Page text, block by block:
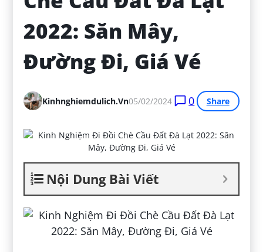
2022: Săn Mây,
Đường Đi, Giá Vé
Kinhnghiemdulich.vn05/02/2024 0 Share
Nội Dung Bài Viết